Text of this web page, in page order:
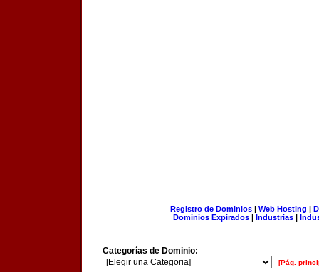
Registro de Dominios| Web Hosting |
Dominios Expirados | Industrias |
Categorías de Dominio:
[Pág.